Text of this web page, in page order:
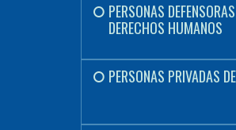
PERSONAS
DERECHOS HUMANOS
PERSONAS PRIVADAS